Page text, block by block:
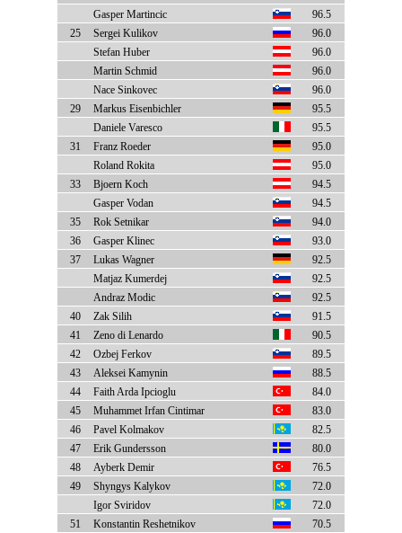
Gasper Martincic
96.5
25
Sergei Kulikov
96.0
Stefan Huber
96.0
Martin Schmid
96.0
Nace Sinkovec
96.0
29
Markus Eisenbichler
95.5
Daniele Varesco
95.5
31
Franz Roeder
95.0
Roland Rokita
95.0
33
Bjoern Koch
94.5
Gasper Vodan
94.5
35
Rok Setnikar
94.0
36
Gasper Klinec
93.0
37
Lukas Wagner
92.5
Matjaz Kumerdej
92.5
Andraz Modic
92.5
40
Zak Silih
91.5
41
Zeno di Lenardo
90.5
42
Ozbej Ferkov
89.5
43
Aleksei Kamynin
88.5
44
Faith Arda Ipcioglu
84.0
45
Muhammet Irfan Cintimar
83.0
46
Pavel Kolmakov
82.5
47
Erik Gundersson
80.0
48
Ayberk Demir
76.5
49
Shyngys Kalykov
72.0
Igor Sviridov
72.0
51
Konstantin Reshetnikov
70.5